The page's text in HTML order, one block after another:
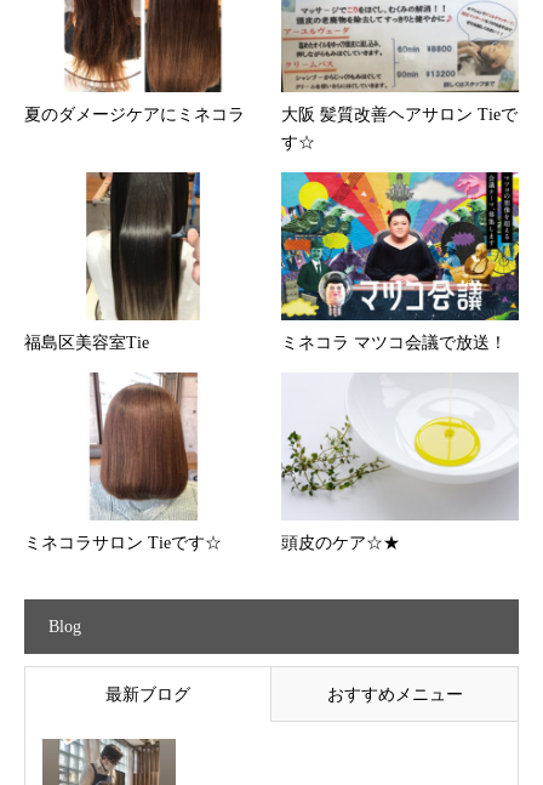
夏のダメージケアにミネコラ
大阪 髪質改善ヘアサロン Tieで
す☆
福島区美容室Tie ミネコラ マツコ会議で放送！
ミネコラサロン Tieです☆ 頭皮のケア☆★
Blog
最新ブログ おすすめメニュー